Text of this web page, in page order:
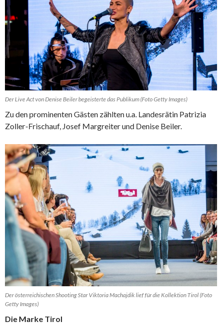
Der Live Act von Denise Beiler begeisterte das Publikum (Foto Getty Images)
Zu den prominenten Gästen zählten u.a. Landesrätin Patrizia
Zoller-Frischauf, Josef Margreiter und Denise Beiler.
Der österreichischen Shooting Star Viktoria Machajdik lief für die Kollektion Tirol (Foto
Getty Images)
Die Marke Tirol